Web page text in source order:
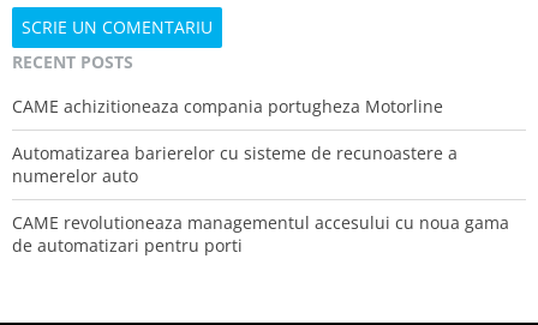
SCRIE UN COMENTARIU
RECENT POSTS
CAME achizitioneaza compania portugheza Motorline
Automatizarea barierelor cu sisteme de recunoastere a
numerelor auto
CAME revolutioneaza managementul accesului cu noua gama
de automatizari pentru porti